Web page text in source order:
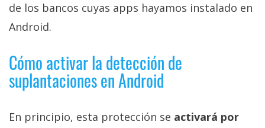
de los bancos cuyas apps hayamos instalado en
Android.
Cómo activar la detección de
suplantaciones en Android
En principio, esta protección se activará por